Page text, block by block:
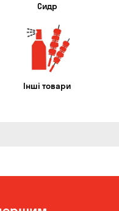
Сидр
Інші товари